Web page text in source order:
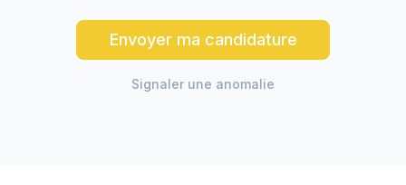
Envoyer ma candidature
Signaler une anomalie